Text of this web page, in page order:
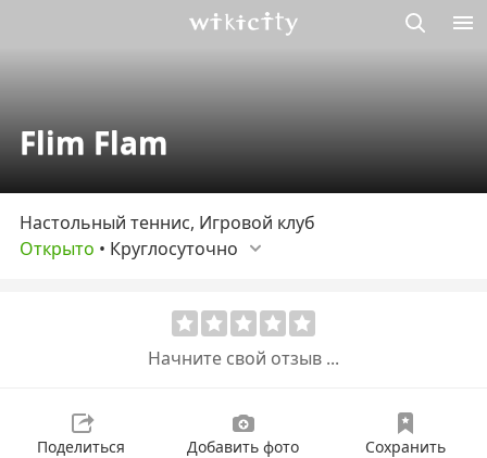
Flim Flam
Настольный теннис, Игровой клуб
Открыто • Круглосуточно
Начните свой отзыв ...
Поделиться Добавить фото Сохранить